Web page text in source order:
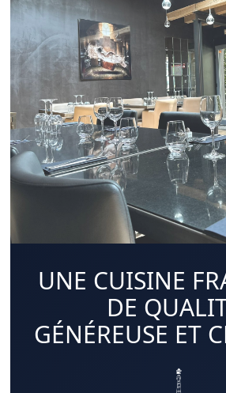
UNE CUISINE
DE
GÉNÉREUSE ET